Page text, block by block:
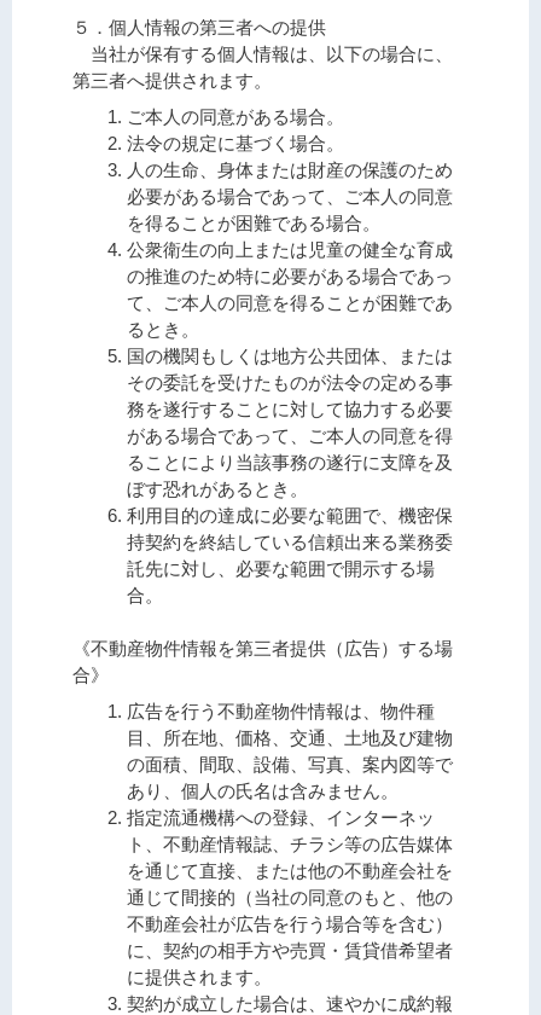
５．個人情報の第三者への提供
当社が保有する個人情報は、以下の場合に、
第三者へ提供されます。
ご本人の同意がある場合。
法令の規定に基づく場合。
人の生命、身体または財産の保護のため
必要がある場合であって、ご本人の同意
を得ることが困難である場合。
公衆衛生の向上または児童の健全な育成
の推進のため特に必要がある場合であっ
て、ご本人の同意を得ることが困難であ
るとき。
国の機関もしくは地方公共団体、または
その委託を受けたものが法令の定める事
務を遂行することに対して協力する必要
がある場合であって、ご本人の同意を得
ることにより当該事務の遂行に支障を及
ぼす恐れがあるとき。
利用目的の達成に必要な範囲で、機密保
持契約を終結している信頼出来る業務委
託先に対し、必要な範囲で開示する場
合。
《不動産物件情報を第三者提供（広告）する場
合》
広告を行う不動産物件情報は、物件種
目、所在地、価格、交通、土地及び建物
の面積、間取、設備、写真、案内図等で
あり、個人の氏名は含みません。
指定流通機構への登録、インターネッ
ト、不動産情報誌、チラシ等の広告媒体
を通じて直接、または他の不動産会社を
通じて間接的（当社の同意のもと、他の
不動産会社が広告を行う場合等を含む）
に、契約の相手方や売買・賃貸借希望者
に提供されます。
契約が成立した場合は、速やかに成約報